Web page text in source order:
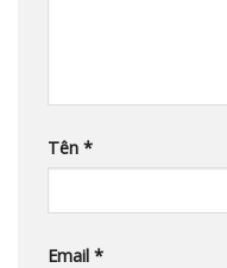
Tên *
Email *